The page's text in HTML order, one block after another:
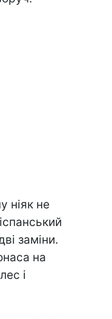
ніяк не
заміни.
на
і